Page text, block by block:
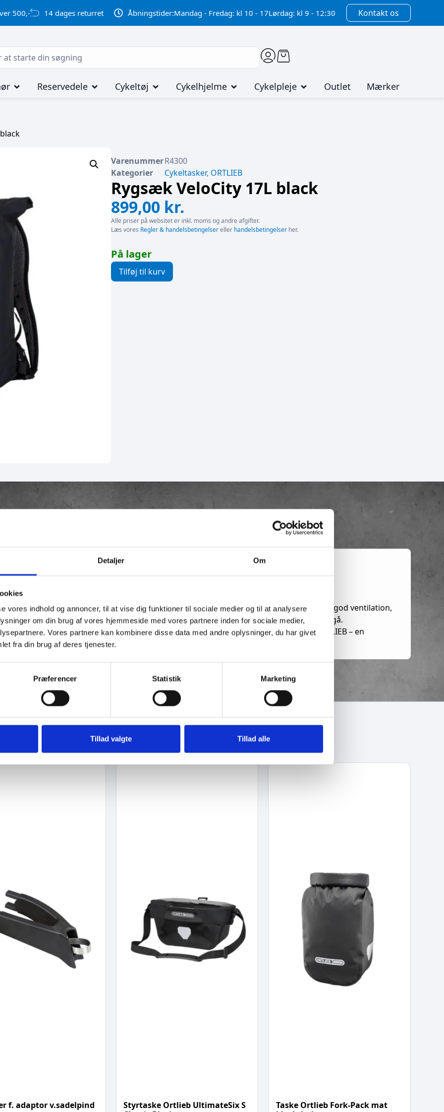
Detaljer Om
vores indhold og annoncer, til at vise dig funktioner til sociale medier og til at analysere
om din brug af vores hjemmeside med vores partnere inden for sociale medier,
Vores partnere kan kombinere disse data med andre oplysninger, du har givet
fra din brug af deres tjenester.
Præferencer Statistik Marketing
Tillad valgte Tillad alle
500,- 14 dages returret Åbningstider:Mandag - Fredag: kl 10 - 17Lørdag: kl 9 - 12:30 Kontakt os
Reservedele Cykeltøj Cykelhjelme Cykelpleje Outlet Mærker
VarenummerR4300
Kategorier
Cykeltasker, ORTLIEB
Rygsæk VeloCity 17L black
899,00 kr.
Alle priser på websitet er inkl. moms og andre afgifter.
Læs vores Regler & handelsbetingelsereller handelsbetingelser her.
På lager
Tilføj til kurv
holdbarhed, vandtæthed og komfort. Den ergonomisk optimerede rygpolstring sikrer god ventilation,
ekstra fleksibilitet. Med en praktisk Velcro-rullelukning er tasken nem at pakke og tilgå.
lynlås og et polstret laptoprum. Skulle Velcroen slides op, kan den fornyes hos ORTLIEB – en
Velocity er din pålidelige følgesvend til arbejde, skole og fritid.
f. adaptor v.sadelpind
Styrtaske Ortlieb UltimateSix S
Taske Ortlieb Fork-Pack mat